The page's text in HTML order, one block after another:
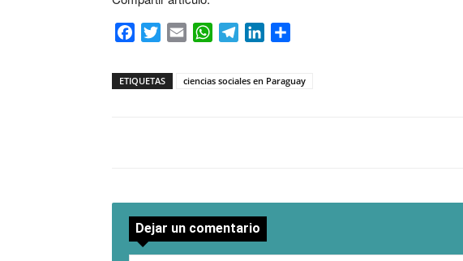
FacebookTwitterEmail WhatsAppTelegramLinkedIn
ETIQUETAS ciencias sociales en Paraguay
Dejar un comentario